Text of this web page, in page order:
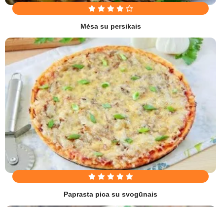
Mėsa su persikais
Paprasta pica su svogūnais